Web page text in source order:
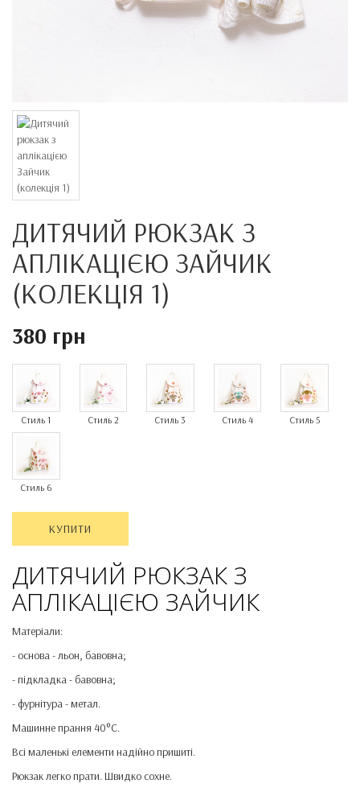
ДИТЯЧИЙ РЮКЗАК З
АПЛІКАЦІЄЮ ЗАЙЧИК
(КОЛЕКЦІЯ 1)
380 грн
Стиль 1 Стиль 2 Стиль 3 Стиль 4 Стиль 5
Стиль 6
КУПИТИ
ДИТЯЧИЙ РЮКЗАК З
АПЛІКАЦІЄЮ ЗАЙЧИК
Матеріали:
- основа - льон, бавовна;
- підкладка - бавовна;
- фурнітура - метал.
Машинне прання 40°C.
Всі маленькі елементи надійно пришиті.
Рюкзак легко прати. Швидко сохне.